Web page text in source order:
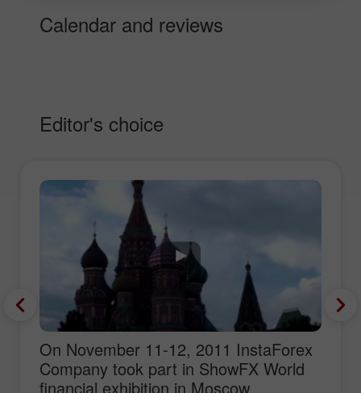
Calendar and reviews
Editor's choice
On November 11-12, 2011 InstaForex
Company took part in ShowFX World
financial exhibition in Moscow